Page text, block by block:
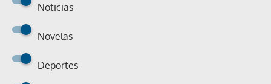
Noticias
Novelas
Deportes